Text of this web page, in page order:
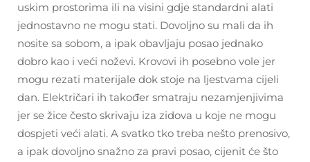
uskim prostorima ili na visini gdje standardni alati
jednostavno ne mogu stati. Dovoljno su mali da ih
nosite sa sobom, a ipak obavljaju posao jednako
dobro kao i veći noževi. Krovovi ih posebno vole jer
mogu rezati materijale dok stoje na ljestvama cijeli
dan. Električari ih također smatraju nezamjenjivima
jer se žice često skrivaju iza zidova u koje ne mogu
dospjeti veći alati. A svatko tko treba nešto prenosivo,
a ipak dovoljno snažno za pravi posao, cijenit će što